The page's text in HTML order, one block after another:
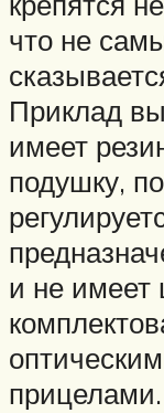
что не
Приклад
имеет
подушку,
и не
прицелами.